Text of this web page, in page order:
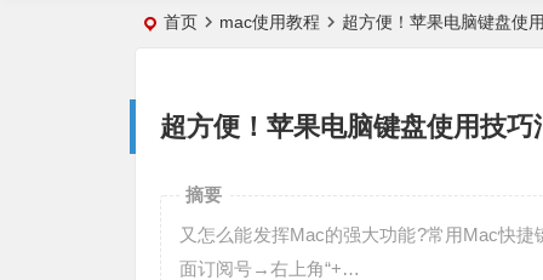
首页 mac使用教程 超方便！苹果电脑键盘使
超方便！苹果电脑键盘使用技巧
摘要
又怎么能发挥Mac的强大功能?常用Mac快
面订阅号→右上角“+…